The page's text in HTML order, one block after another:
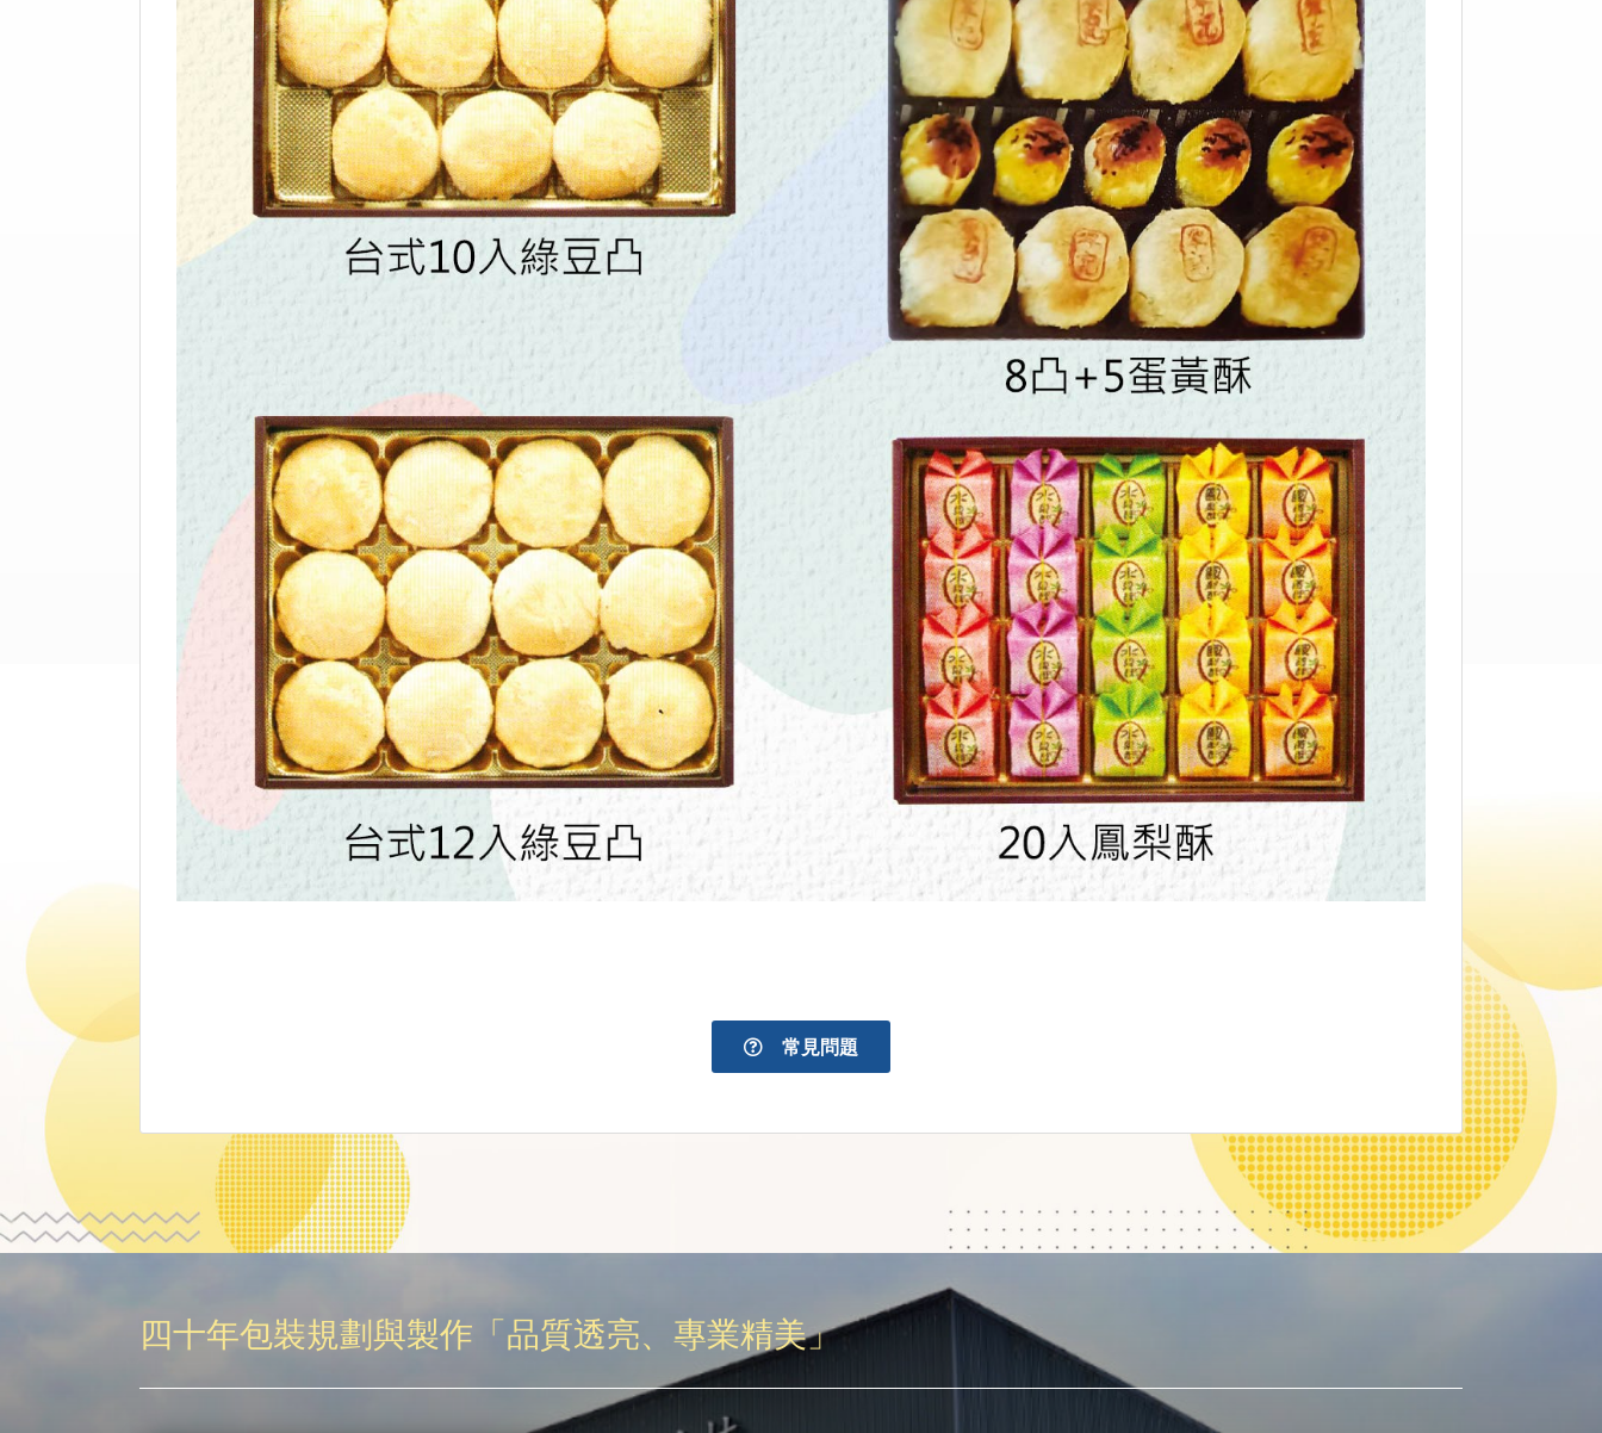
常見問題
四十年包裝規劃與製作「品質透亮、專業精美」